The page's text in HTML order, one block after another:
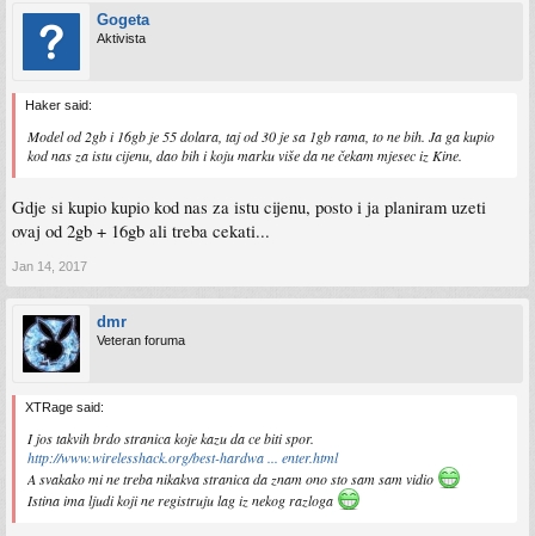
Gogeta
Aktivista
Haker said:
Model od 2gb i 16gb je 55 dolara, taj od 30 je sa 1gb rama, to ne bih. Ja ga kupio
kod nas za istu cijenu, dao bih i koju marku više da ne čekam mjesec iz Kine.
Gdje si kupio kupio kod nas za istu cijenu, posto i ja planiram uzeti
ovaj od 2gb + 16gb ali treba cekati...
Jan 14, 2017
dmr
Veteran foruma
XTRage said:
I jos takvih brdo stranica koje kazu da ce biti spor.
http://www.wirelesshack.org/best-hardwa ... enter.html
A svakako mi ne treba nikakva stranica da znam ono sto sam sam vidio
Istina ima ljudi koji ne registruju lag iz nekog razloga